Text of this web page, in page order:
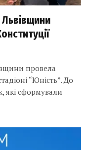
Львівщини
провела
“Юність”. До
які сформували